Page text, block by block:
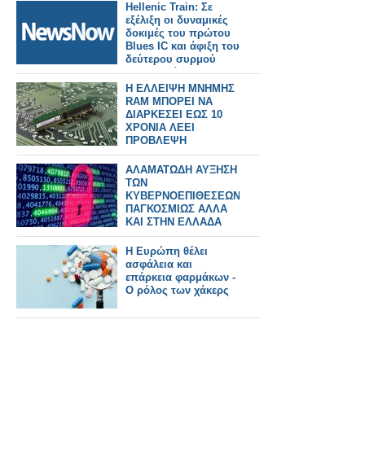
Hellenic Train: Σε
εξέλιξη οι δυναμικές
δοκιμές του πρώτου
Blues IC και άφιξη του
δεύτερου συρμού
στην Ελλάδα.
Η ΕΛΛΕΙΨΗ ΜΝΗΜΗΣ
RAM ΜΠΟΡΕΙ ΝΑ
ΔΙΑΡΚΕΣΕΙ ΕΩΣ 10
ΧΡΟΝΙΑ ΛΕΕΙ
ΠΡΟΒΛΕΨΗ
ΑΛΑΜΑΤΩΔΗ ΑΥΞΗΣΗ
ΤΩΝ
ΚΥΒΕΡΝΟΕΠΙΘΕΣΕΩΝ
ΠΑΓΚΟΣΜΙΩΣ ΑΛΛΑ
ΚΑΙ ΣΤΗΝ ΕΛΛΑΔΑ
Η Ευρώπη θέλει
ασφάλεια και
επάρκεια φαρμάκων -
Ο ρόλος των χάκερς